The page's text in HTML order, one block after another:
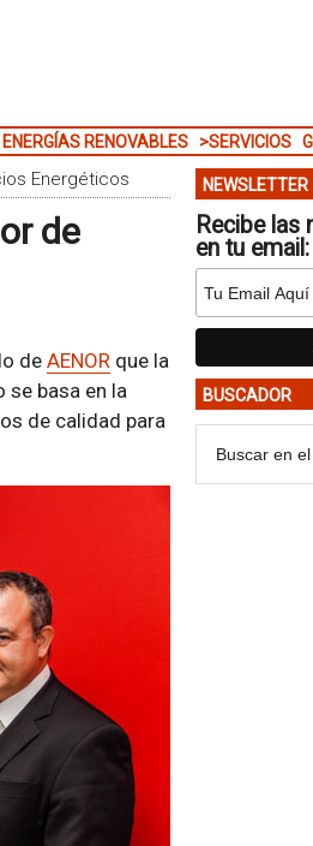
ENERGÍAS RENOVABLES >SERVICIOS
Energéticos
de
deAENORque la
se basa en la
de calidad para
NEWSLETTER
Recibe las
en tu email:
BUSCADOR